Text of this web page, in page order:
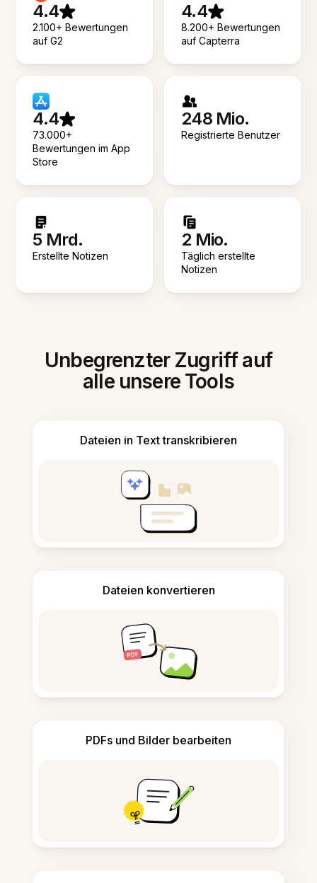
4.4
2.100+ Bewertungen
auf G2
4.4
8.200+ Bewertungen
auf Capterra
4.4
73.000+
Bewertungen im App
Store
248 Mio.
Registrierte Benutzer
5 Mrd.
Erstellte Notizen
2 Mio.
Täglich erstellte
Notizen
Unbegrenzter Zugriff auf
alle unsere Tools
Dateien in Text transkribieren
Dateien konvertieren
PDFs und Bilder bearbeiten